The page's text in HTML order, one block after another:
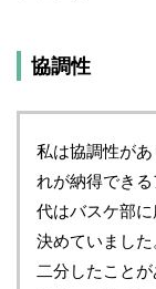
協調性
私は協調性が
れが納得でき
代はバスケ部
決めていまし
二分したこと